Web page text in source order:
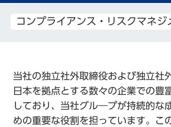
コンプライアンス・リスクマネジ
当社の独立社外取締役および独立社
日本を拠点とする数々の企業での豊
しており、当社グル―プが持続的な
めの重要な役割を担っています。こ